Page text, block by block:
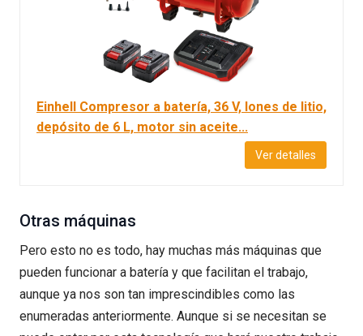
Einhell Compresor a batería, 36 V, Iones de litio,
depósito de 6 L, motor sin aceite...
Ver detalles
Otras máquinas
Pero esto no es todo, hay muchas más máquinas que
pueden funcionar a batería y que facilitan el trabajo,
aunque ya nos son tan imprescindibles como las
enumeradas anteriormente. Aunque si se necesitan se